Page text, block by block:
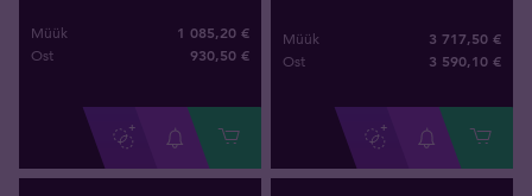
Müük 1 085,20 €
Ost 930,50 €
Müük 3 717,50 €
Ost 3 590,10 €